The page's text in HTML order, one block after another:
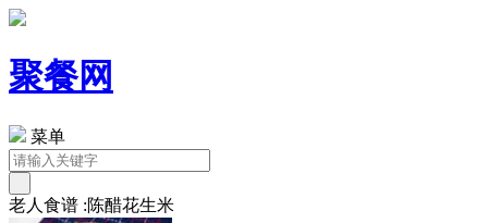
聚餐网
菜单
老人食谱 :陈醋花生米